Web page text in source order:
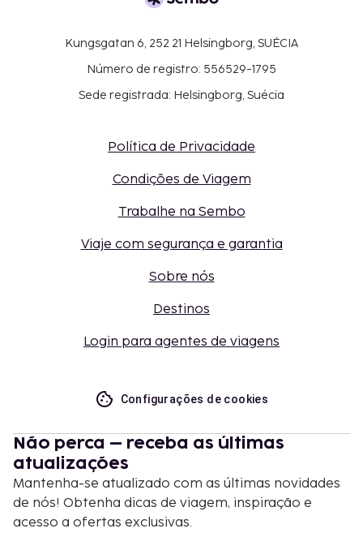
Kungsgatan 6, 252 21 Helsingborg, SUÉCIA
Número de registro: 556529-1795
Sede registrada: Helsingborg, Suécia
Política de Privacidade
Condições de Viagem
Trabalhe na Sembo
Viaje com segurança e garantia
Sobre nós
Destinos
Login para agentes de viagens
Configurações de cookies
Não perca – receba as últimas
atualizações
Mantenha-se atualizado com as últimas novidades
de nós! Obtenha dicas de viagem, inspiração e
acesso a ofertas exclusivas.